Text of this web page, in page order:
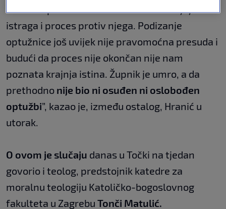
nakon župnikove smrti stala svaka daljnja
istraga i proces protiv njega. Podizanje
optužnice još uvijek nije pravomoćna presuda i
budući da proces nije okončan nije nam
poznata krajnja istina. Župnik je umro, a da
prethodno nije bio ni osuđen ni oslobođen
optužbi”, kazao je, između ostalog, Hranić u
utorak.
O ovom je slučaju danas u Točki na tjedan
govorio i teolog, predstojnik katedre za
moralnu teologiju Katoličko-bogoslovnog
fakulteta u Zagrebu Tonči Matulić.